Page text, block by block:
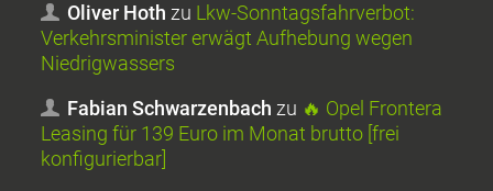
Oliver Hoth zu Lkw-Sonntagsfahrverbot:
Verkehrsminister erwägt Aufhebung wegen
Niedrigwassers
Fabian Schwarzenbach zu 🔥 Opel Frontera
Leasing für 139 Euro im Monat brutto [frei
konfigurierbar]